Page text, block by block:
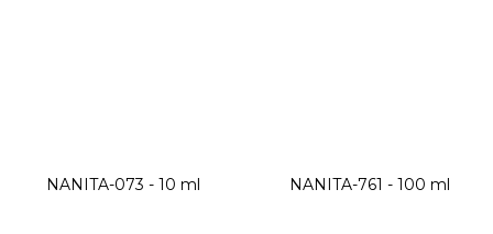
NANITA-073 - 10 ml NANITA-761 - 100 ml